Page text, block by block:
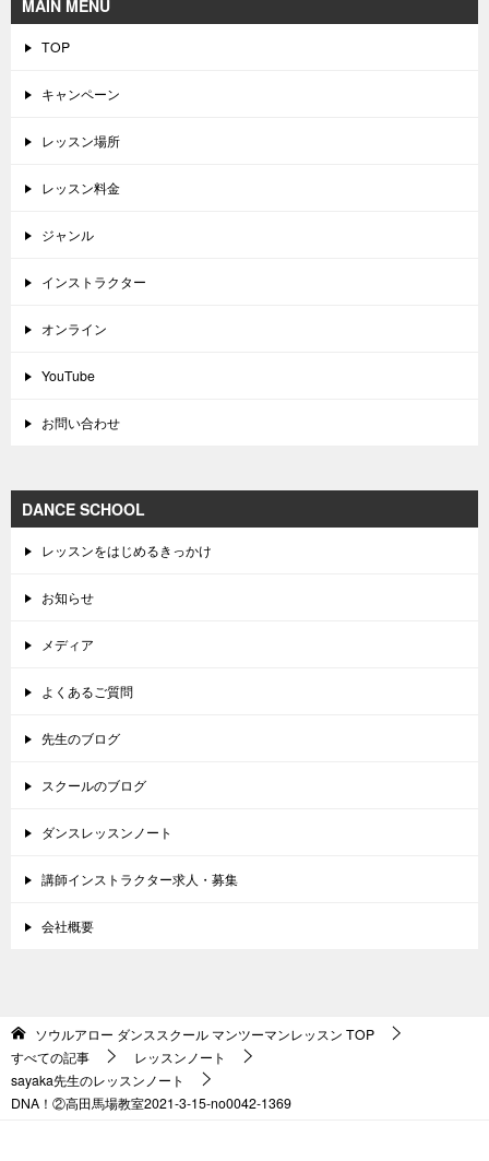
MAIN MENU
TOP
キャンペーン
レッスン場所
レッスン料金
ジャンル
インストラクター
オンライン
YouTube
お問い合わせ
DANCE SCHOOL
レッスンをはじめるきっかけ
お知らせ
メディア
よくあるご質問
先生のブログ
スクールのブログ
ダンスレッスンノート
講師インストラクター求人・募集
会社概要
ソウルアロー ダンススクール マンツーマンレッスン TOP
すべての記事
レッスンノート
sayaka先生のレッスンノート
DNA！②高田馬場教室2021-3-15-no0042-1369